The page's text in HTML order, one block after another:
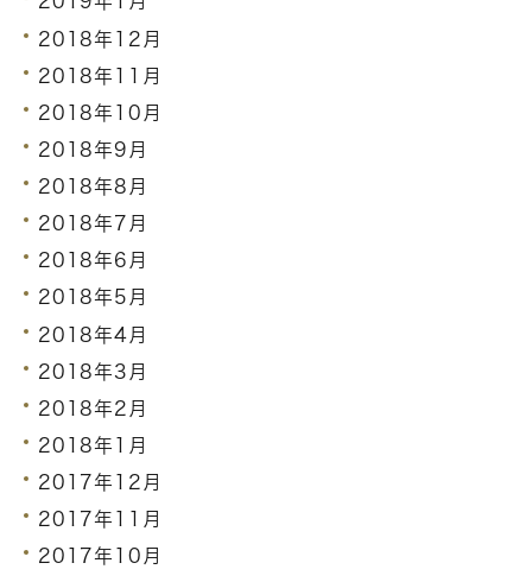
2018年12月
2018年11月
2018年10月
2018年9月
2018年8月
2018年7月
2018年6月
2018年5月
2018年4月
2018年3月
2018年2月
2018年1月
2017年12月
2017年11月
2017年10月